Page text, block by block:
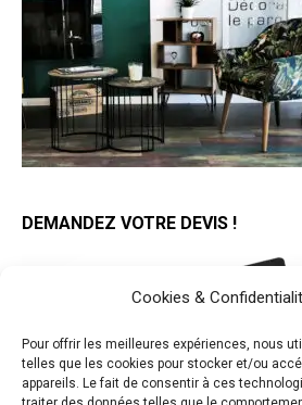
Cookies &
Pour offrir les meilleures expériences, nous
telles que les cookies pour stocker et/ou
appareils. Le fait de consentir à ces
DEMANDEZ VOTRE DEVIS !